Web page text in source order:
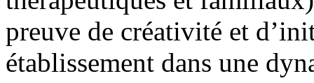
preuve de créativité et
établissement dans une